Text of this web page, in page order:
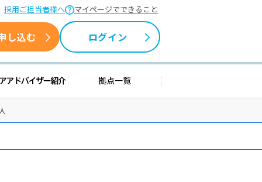
採用ご担当者様へ マイページでできること
し込む ログイン
情報 キャリアアドバイザー紹介拠点一覧